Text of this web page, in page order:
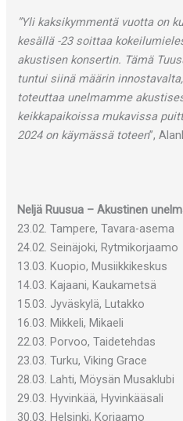
”Yli kaksikymmentä vuotta on
kesällä -23 soittaa
akustisen konsertin. Tämä
tuntui siinä määrin
toteuttaa unelmamme
keikkapaikoissa mukavissa
2024 on käymässä toteen”,
Neljä Ruusua – Akustinen
23.02. Tampere, Tavara-asema
24.02. Seinäjoki, Rytmikorjaamo
13.03. Kuopio, Musiikkikeskus
14.03. Kajaani, Kaukametsä
15.03. Jyväskylä, Lutakko
16.03. Mikkeli, Mikaeli
22.03. Porvoo, Taidetehdas
23.03. Turku, Viking Grace
28.03. Lahti, Möysän Musaklubi
29.03. Hyvinkää, Hyvinkääsali
30.03. Helsinki, Korjaamo